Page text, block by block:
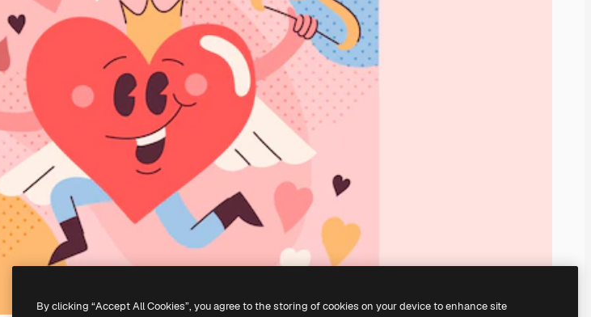
By clicking “Accept All Cookies”, you agree to the storing of cookies on your device to enhance site